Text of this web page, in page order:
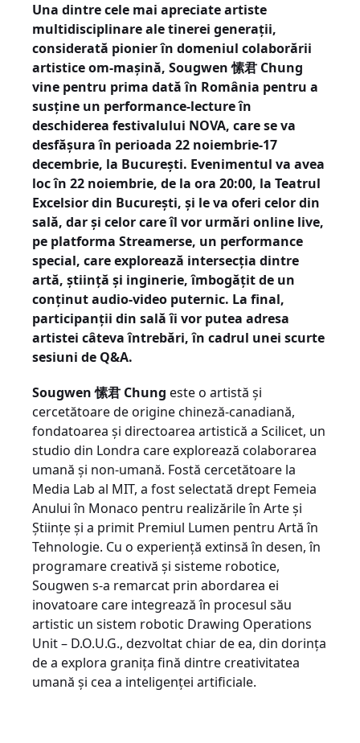
Una dintre cele mai apreciate artiste
multidisciplinare ale tinerei generații,
considerată pionier în domeniul colaborării
artistice om-mașină, Sougwen愫君 Chung
vine pentru prima dată în România pentru a
susține un performance-lecture în
deschiderea festivalului NOVA, care se va
desfășura în perioada 22 noiembrie-17
decembrie, la București. Evenimentul va avea
loc în 22 noiembrie, de la ora 20:00, la Teatrul
Excelsior din București, și le va oferi celor din
sală, dar și celor care îl vor urmări online live,
pe platforma Streamerse, un performance
special, care explorează intersecția dintre
artă, știință și inginerie, îmbogățit de un
conținut audio-video puternic. La final,
participanții din sală îi vor putea adresa
artistei câteva întrebări, în cadrul unei scurte
sesiuni de Q&A.
Sougwen 愫君 Chung este o artistă și
cercetătoare de origine chineză-canadiană,
fondatoarea și directoarea artistică a Scilicet, un
studio din Londra care explorează colaborarea
umană și non-umană. Fostă cercetătoare la
Media Lab al MIT, a fost selectată drept Femeia
Anului în Monaco pentru realizările în Arte și
Științe și a primit Premiul Lumen pentru Artă în
Tehnologie. Cu o experiență extinsă în desen, în
programare creativă și sisteme robotice,
Sougwen s-a remarcat prin abordarea ei
inovatoare care integrează în procesul său
artistic un sistem robotic Drawing Operations
Unit – D.O.U.G., dezvoltat chiar de ea, din dorința
de a explora granița fină dintre creativitatea
umană și cea a inteligenței artificiale.